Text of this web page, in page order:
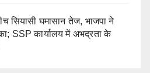
सियासी घमासान तेज, भाजपा ने
SSP कार्यालय में अभद्रता के